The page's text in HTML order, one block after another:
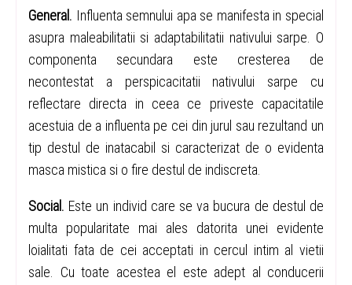
General. Influenta semnului apa se manifesta in special
asupra maleabilitatii si adaptabilitatii nativului sarpe. O
componenta secundara este cresterea de
necontestat a perspicacitatii nativului sarpe cu
reflectare directa in ceea ce priveste capacitatile
acestuia de a influenta pe cei din jurul sau rezultand un
tip destul de inatacabil si caracterizat de o evidenta
masca mistica si o fire destul de indiscreta.
Social. Este un individ care se va bucura de destul de
multa popularitate mai ales datorita unei evidente
loialitati fata de cei acceptati in cercul intim al vietii
sale. Cu toate acestea el este adept al conducerii